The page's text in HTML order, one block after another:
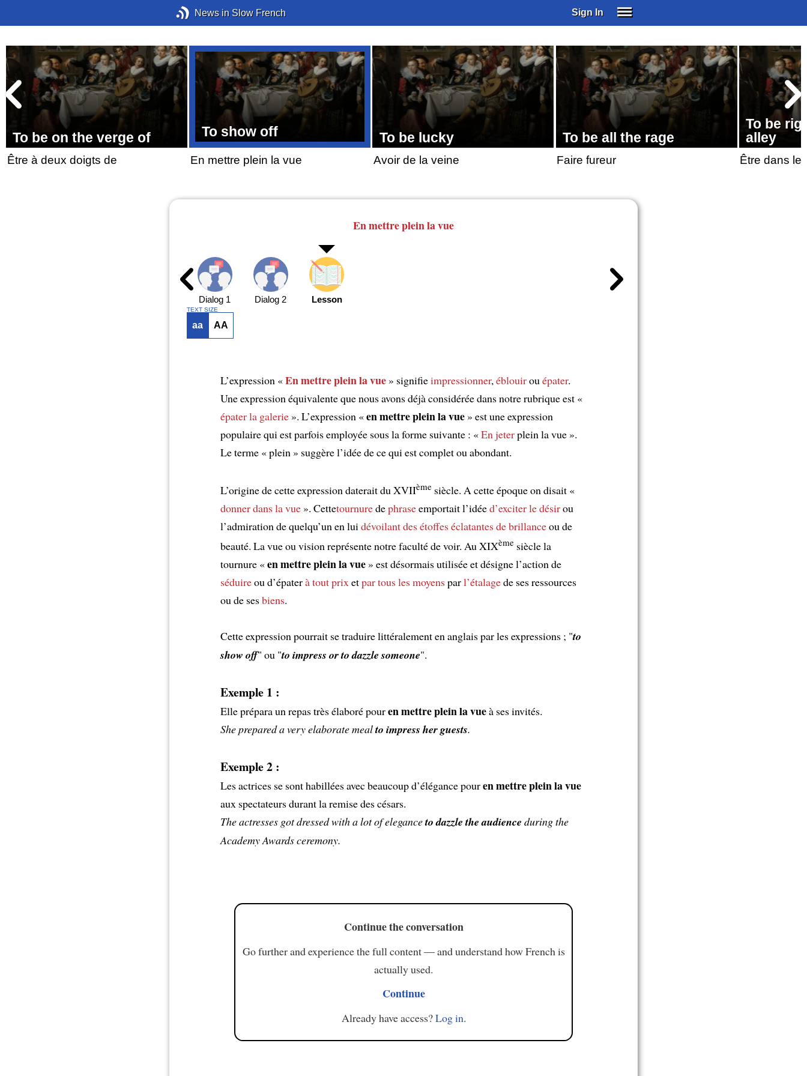
News in Slow French Sign In
SUBSCRIBE
EDUCATIONAL LICENSES
GIFT CARDS
OTHER LANGUAGES
ALEXA
ADJUST COLORS
To be on the verge of
Être à deux doigts de
To show off
En mettre plein la vue
To be lucky
Avoir de la veine
To be all the rage
Faire fureur
To be
alley
Être dans
En mettrepleinla vue
Dialog 1 Dialog 2 Lesson
TEXT SIZE
aa AA
L’expression «En mettre plein la vue» signifieimpressionner, éblouirou épater.
Une expression équivalente que nous avons déjà considérée dans notre rubrique est «
épater la galerie». L’expression «en mettre plein la vue» est une expression
populaire qui est parfois employée sous la forme suivante : «En jeterplein la vue ».
Le terme « plein » suggère l’idée de ce qui est complet ou abondant.
L’origine de cette expression daterait du XVIIèmesiècle. A cette époque on disait «
donner dans la vue». Cettetournuredephraseemportait l’idéed’exciter le désirou
l’admiration de quelqu’un en lui dévoilantdes étoffeséclatantes de brillanceou de
beauté. La vue ou vision représente notre faculté de voir. Au XIXèmesiècle la
tournure «en mettre plein la vue» est désormais utilisée et désigne l’action de
séduireou d’épaterà tout prix etpar tous les moyensparl’étalagede ses ressources
ou de sesbiens.
Cette expression pourrait se traduire littéralement en anglais par les expressions ; "to
show off" ou "to impress or to dazzle someone".
Exemple 1 :
Elle prépara un repas très élaboré pouren mettre plein la vueà ses invités.
She prepared a very elaborate mealto impress her guests.
Exemple 2 :
Les actrices se sont habillées avec beaucoup d’élégance pouren mettre plein la vue
aux spectateurs durant la remise des césars.
The actresses got dressed with a lot of eleganceto dazzle the audience during the
Academy Awards ceremony.
Continue the conversation
Go further and experience the full content — and understand how French is
actually used.
Continue
Already have access?Log in.